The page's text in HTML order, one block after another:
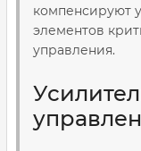
компенсируют
элементов
управления.